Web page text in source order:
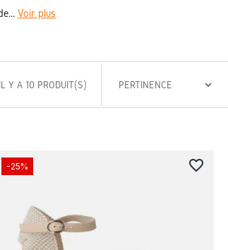
Voir plus
IL Y A 10 PRODUIT(S)
-25% favorite_border